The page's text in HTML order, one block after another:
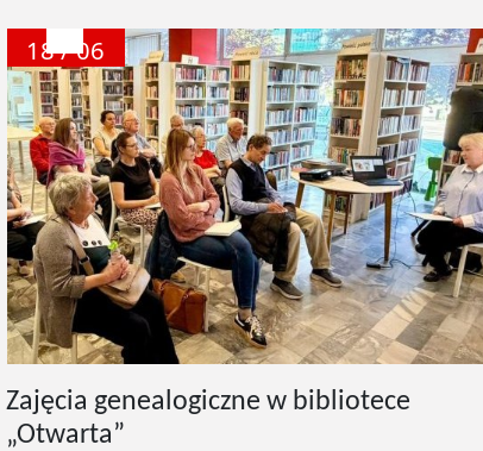
18 / 06
Zajęcia genealogiczne w bibliotece
„Otwarta”